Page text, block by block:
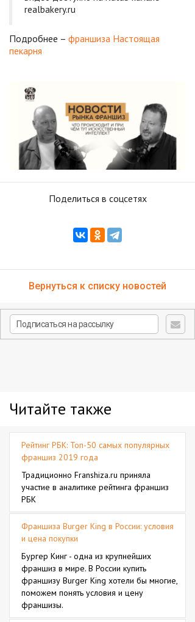
realbakery.ru
Подробнее – франшиза Настоящая
пекарня
Поделиться в соцсетях
Вернуться к списку новостей
Читайте также
Рейтинг РБК: Топ-50 самых популярных
франшиз 2019 года
Традиционно Franshiza.ru приняла
участие в аналитике рейтинга франшиз
РБК
Франшиза Burger King в России: условия
и цена покупки
Бургер Кинг - одна из крупнейших
франшиз в мире. В России купить
франшизу Burger King хотели бы многие,
поможем понять условия и цену
франшизы.